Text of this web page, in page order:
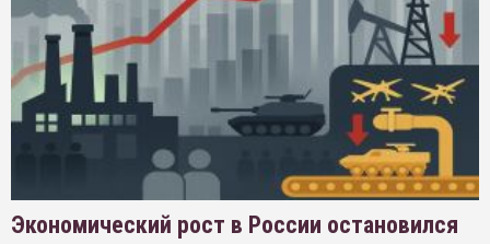
Экономический рост в России остановился